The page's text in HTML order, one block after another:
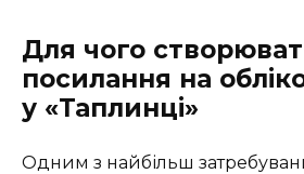
Для чого
посилання на
у «Таплинці»
Одним з найбільш